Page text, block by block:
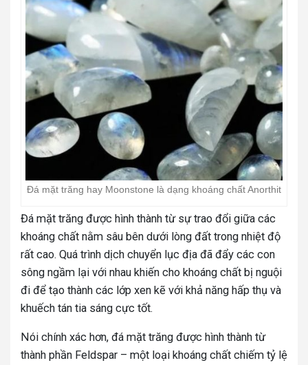
Đá mặt trăng hay Moonstone là dạng khoáng chất Anorthit
Đá mặt trăng được hình thành từ sự trao đổi giữa các
khoáng chất nằm sâu bên dưới lòng đất trong nhiệt độ
rất cao. Quá trình dịch chuyển lục địa đã đẩy các con
sông ngầm lại với nhau khiến cho khoáng chất bị nguội
đi để tạo thành các lớp xen kẽ với khả năng hấp thụ và
khuếch tán tia sáng cực tốt.
Nói chính xác hơn, đá mặt trăng được hình thành từ
thành phần Feldspar – một loại khoáng chất chiếm tỷ lệ